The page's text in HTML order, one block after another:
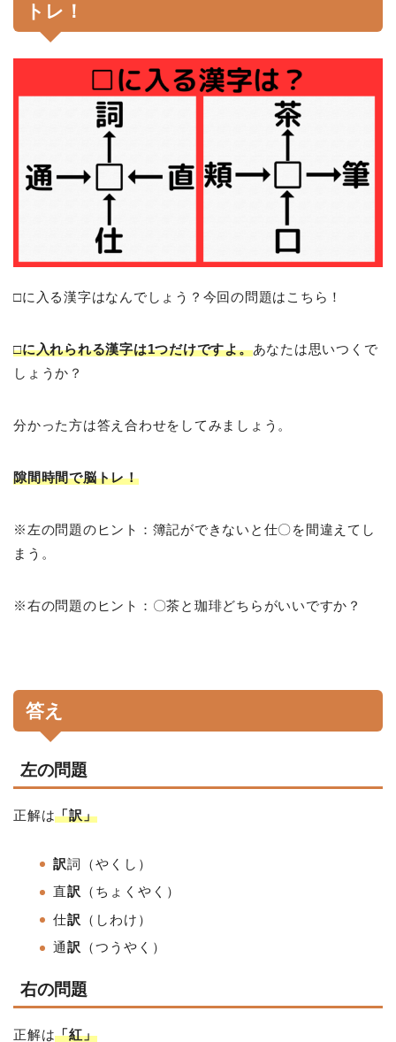
トレ！
□に入る漢字はなんでしょう？今回の問題はこちら！
□に入れられる漢字は1つだけですよ。あなたは思いつくで
しょうか？
分かった方は答え合わせをしてみましょう。
隙間時間で脳トレ！
※左の問題のヒント：簿記ができないと仕〇を間違えてし
まう。
※右の問題のヒント：〇茶と珈琲どちらがいいですか？
答え
左の問題
正解は「訳」
訳詞（やくし）
直訳
（ちょくやく）
仕訳
（しわけ）
通訳 （つうやく）
右の問題
正解は「紅」